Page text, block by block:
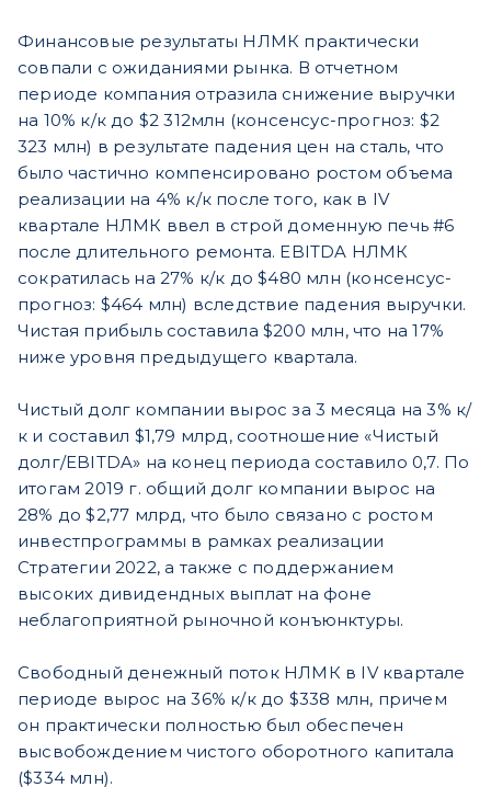
Финансовые результаты НЛМК практически
совпали с ожиданиями рынка. В отчетном
периоде компания отразила снижение выручки
на 10% к/к до $2 312млн (консенсус-прогноз: $2
323 млн) в результате падения цен на сталь, что
было частично компенсировано ростом объема
реализации на 4% к/к после того, как в IV
квартале НЛМК ввел в строй доменную печь #6
после длительного ремонта. EBITDA НЛМК
сократилась на 27% к/к до $480 млн (консенсус-
прогноз: $464 млн) вследствие падения выручки.
Чистая прибыль составила $200 млн, что на 17%
ниже уровня предыдущего квартала.
Чистый долг компании вырос за 3 месяца на 3% к/
к и составил $1,79 млрд, соотношение «Чистый
долг/EBITDA» на конец периода составило 0,7. По
итогам 2019 г. общий долг компании вырос на
28% до $2,77 млрд, что было связано с ростом
инвестпрограммы в рамках реализации
Стратегии 2022, а также с поддержанием
высоких дивидендных выплат на фоне
неблагоприятной рыночной конъюнктуры.
Свободный денежный поток НЛМК в IV квартале
периоде вырос на 36% к/к до $338 млн, причем
он практически полностью был обеспечен
высвобождением чистого оборотного капитала
($334 млн).